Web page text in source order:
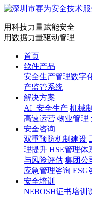
用科技力量赋能安全
用数据力量驱动管理
首页
软件产品
安全生产管理数字
产监管系统
解决方案
AI+安全生产 机械
高速运营 物业管理
安全咨询
双重预防机制建设
理提升 HSE管理体
与风险评估 集团公
应急管理咨询 ESG
安全培训
NEBOSH证书培训